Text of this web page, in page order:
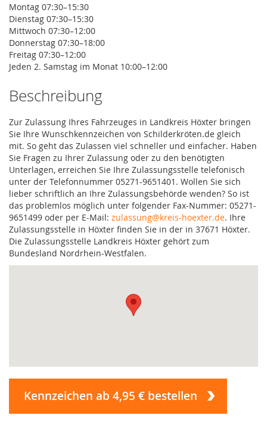
Montag 07:30–15:30
Dienstag 07:30–15:30
Mittwoch 07:30–12:00
Donnerstag 07:30–18:00
Freitag 07:30–12:00
Jeden 2. Samstag im Monat 10:00–12:00
Beschreibung
Zur Zulassung Ihres Fahrzeuges in Landkreis Höxter bringen
Sie Ihre Wunschkennzeichen von Schilderkröten.de gleich
mit. So geht das Zulassen viel schneller und einfacher. Haben
Sie Fragen zu Ihrer Zulassung oder zu den benötigten
Unterlagen, erreichen Sie Ihre Zulassungsstelle telefonisch
unter der Telefonnummer 05271-9651401. Wollen Sie sich
lieber schriftlich an Ihre Zulassungsbehörde wenden? So ist
das problemlos möglich unter folgender Fax-Nummer: 05271-
9651499 oder per E-Mail: zulassung@kreis-hoexter.de. Ihre
Zulassungsstelle in Höxter finden Sie in der in 37671 Höxter.
Die Zulassungsstelle Landkreis Höxter gehört zum
Bundesland Nordrhein-Westfalen.
Kennzeichen ab 4,95 € bestellen